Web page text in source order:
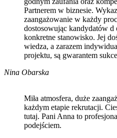
Partnerem w biznesie.
zaangażowanie w każdy
dostosowując kandydatów d
konkretne stanowisko. Jej
wiedza, a zarazem
projektu, są gwarantem
Nina Obarska
Miła atmosfera, duże
każdym etapie rekrutacji.
tutaj. Pani Anna to
podejściem.